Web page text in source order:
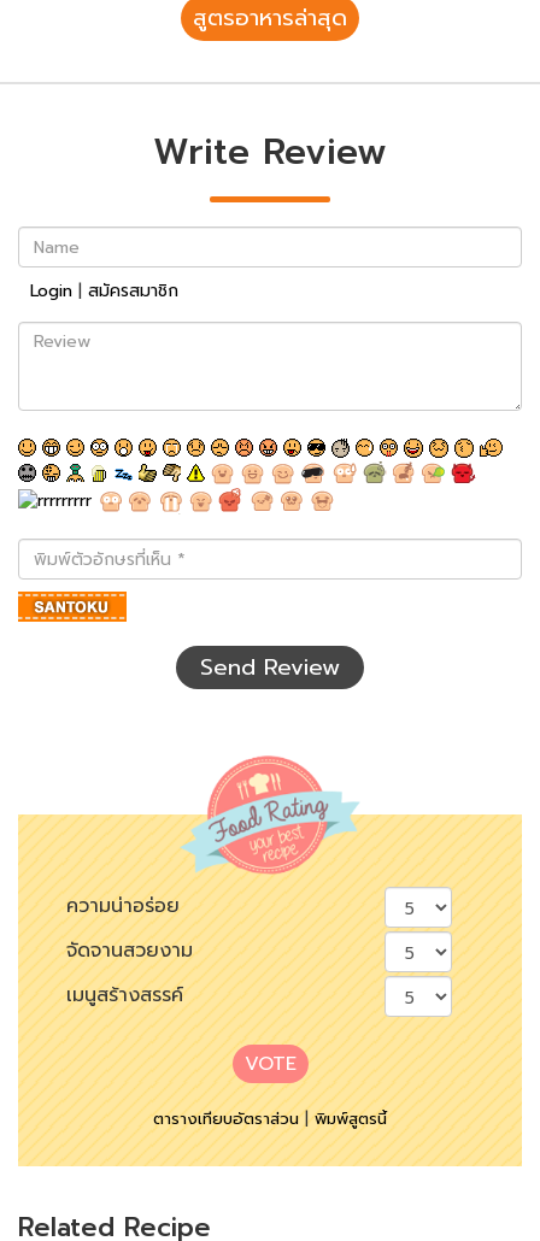
สูตรอาหารล่าสุด
Write Review
Name
Login | สมัครสมาชิก
Review
พิมพ์
ตัว
อักษร
ที่
Send Review
ความน่าอร่อย
จัดจานสวยงาม
เมนูสร้างสรรค์
VOTE
ตารางเทียบอัตราส่วน|พิมพ์สูตรนี้
Related Recipe